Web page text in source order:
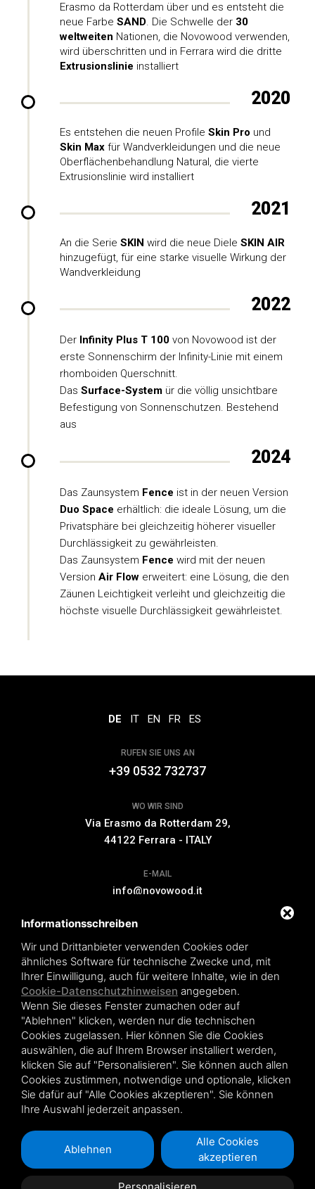
Erasmo da Rotterdam über und es entsteht die
neue Farbe SAND. Die Schwelle der 30
weltweiten Nationen, die Novowood verwenden,
wird überschritten und in Ferrara wird die dritte
Extrusionslinie installiert
2020
Es entstehen die neuen Profile Skin Pro und
Skin Max für Wandverkleidungen und die neue
Oberflächenbehandlung Natural, die vierte
Extrusionslinie wird installiert
2021
An die Serie SKIN wird die neue Diele SKIN AIR
hinzugefügt, für eine starke visuelle Wirkung der
Wandverkleidung
2022
Der Infinity Plus T 100 von Novowood ist der
erste Sonnenschirm der Infinity-Linie mit einem
rhomboiden Querschnitt.
Das Surface-System ür die völlig unsichtbare
Befestigung von Sonnenschutzen. Bestehend
aus
2024
Das Zaunsystem Fence ist in der neuen Version
Duo Space erhältlich: die ideale Lösung, um die
Privatsphäre bei gleichzeitig höherer visueller
Durchlässigkeit zu gewährleisten.
Das Zaunsystem Fence wird mit der neuen
Version Air Flow erweitert: eine Lösung, die den
Zäunen Leichtigkeit verleiht und gleichzeitig die
höchste visuelle Durchlässigkeit gewährleistet.
DE IT EN FR ES
RUFEN SIE UNS AN
+39 0532 732737
WO WIR SIND
Via Erasmo da Rotterdam 29,
44122 Ferrara - ITALY
E-MAIL
info@novowood.it
VERLÄNGERUNG DER GARANTIE
Novowood by Iperwood srl - Società Benefit a socio unico p.iva.
01550900383
Condiciones de venta|Privacy policy| Sitemap
Informationsschreiben
Wir und Drittanbieter verwenden Cookies oder
ähnliches Software für technische Zwecke und, mit
Ihrer Einwilligung, auch für weitere Inhalte, wie in den
Cookie-Datenschutzhinweisen angegeben.
Wenn Sie dieses Fenster zumachen oder auf
"Ablehnen" klicken, werden nur die technischen
Cookies zugelassen. Hier können Sie die Cookies
auswählen, die auf Ihrem Browser installiert werden,
klicken Sie auf "Personalisieren". Sie können auch allen
Cookies zustimmen, notwendige und optionale, klicken
Sie dafür auf "Alle Cookies akzeptieren". Sie können
Ihre Auswahl jederzeit anpassen.
Ablehnen
Alle Cookies
akzeptieren